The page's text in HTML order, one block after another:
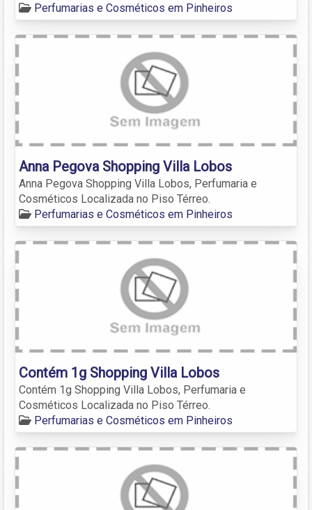
Perfumarias e Cosméticos em Pinheiros
Anna Pegova Shopping Villa Lobos
Anna Pegova Shopping Villa Lobos, Perfumaria e
Cosméticos Localizada no Piso Térreo.
Perfumarias e Cosméticos em Pinheiros
Contém 1g Shopping Villa Lobos
Contém 1g Shopping Villa Lobos, Perfumaria e
Cosméticos Localizada no Piso Térreo.
Perfumarias e Cosméticos em Pinheiros